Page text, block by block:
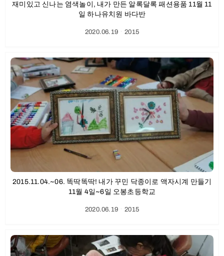
재미있고 신나는 염색놀이, 내가 만든 알록달록 패션용품 11월 11
일 하나유치원 바다반
2020.06.19ㆍ2015
2015.11.04.~06. 똑딱똑딱! 내가 꾸민 닥종이로 액자시계 만들기
11월 4일~6일 오봉초등학교
2020.06.19ㆍ2015